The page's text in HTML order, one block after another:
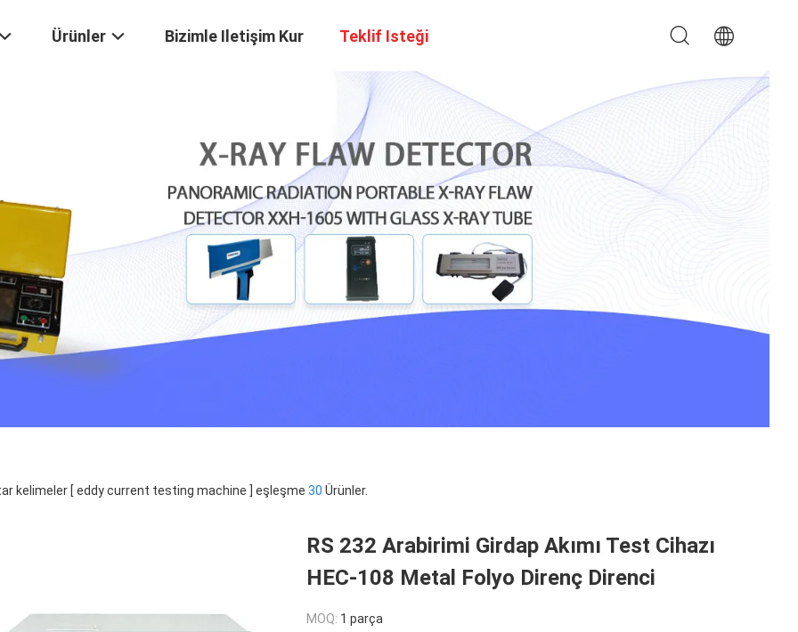
Ürünler Bizimle Iletişim Kur Teklif Isteği
kelimeler [ eddy current testing machine ] eşleşme 30 Ürünler.
RS 232 Arabirimi Girdap Akımı Test Cihazı
HEC-108 Metal Folyo Direnç Direnci
MOQ: 1 parça